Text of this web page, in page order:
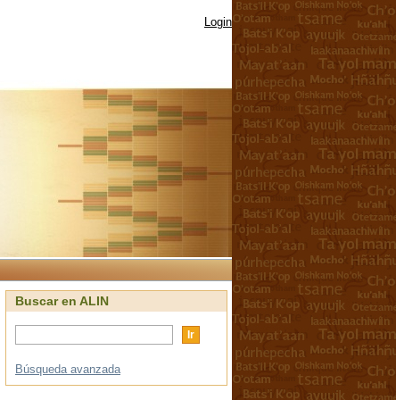
Login
Buscar en ALIN
Búsqueda avanzada